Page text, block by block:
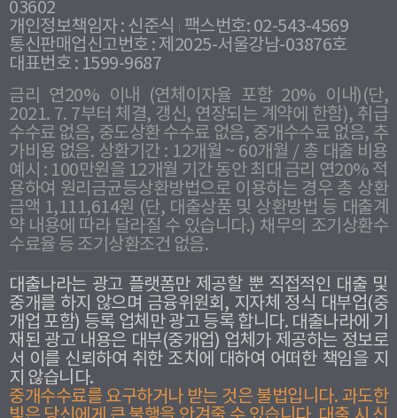
03602
개인정보책임자 : 신준식
팩스번호: 02-543-4569
통신판매업신고번호 : 제2025-서울강남-03876호
대표번호 : 1599-9687
금리 연20% 이내 (연체이자율 포함 20% 이내)(단,
2021. 7. 7부터 체결, 갱신, 연장되는 계약에 한함), 취급
수수료 없음, 중도상환 수수료 없음, 중개수수료 없음, 추
가비용 없음. 상환기간 : 12개월 ~ 60개월 / 총 대출 비용
예시 : 100만원을 12개월 기간 동안 최대 금리 연20% 적
용하여 원리금균등상환방법으로 이용하는 경우 총 상환
금액 1,111,614원 (단, 대출상품 및 상환방법 등 대출계
약 내용에 따라 달라질 수 있습니다.) 채무의 조기상환수
수료율 등 조기상환조건 없음.
대출나라는 광고 플랫폼만 제공할 뿐 직접적인 대출 및
중개를 하지 않으며 금융위원회, 지자체 정식 대부업(중
개업 포함) 등록 업체만 광고 등록 합니다. 대출나라에 기
재된 광고 내용은 대부(중개업) 업체가 제공하는 정보로
서 이를 신뢰하여 취한 조치에 대하여 어떠한 책임을 지
지 않습니다.
중개수수료를 요구하거나 받는 것은 불법입니다. 과도한